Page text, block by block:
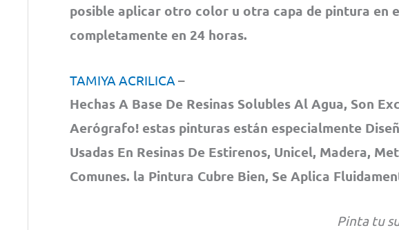
posible aplicar otro color u otra capa de pintura en
completamente en 24 horas.
TAMIYA ACRILICA –
Hechas A Base De Resinas Solubles Al Agua, Son
Aerógrafo! estas pinturas están especialmente
Usadas En Resinas De Estirenos, Unicel, Madera,
Comunes. la Pintura Cubre Bien, Se Aplica
Pinta tu